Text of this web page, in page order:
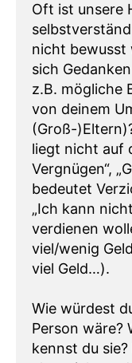
Oft ist unsere
nicht bewusst
sich
z.B. mögliche
von deinem
(Groß-
liegt nicht auf
Vergnügen“,
bedeutet
„Ich kann
verdienen
viel/wenig
viel Geld…).
Wie würdest
Person wäre?
kennst du